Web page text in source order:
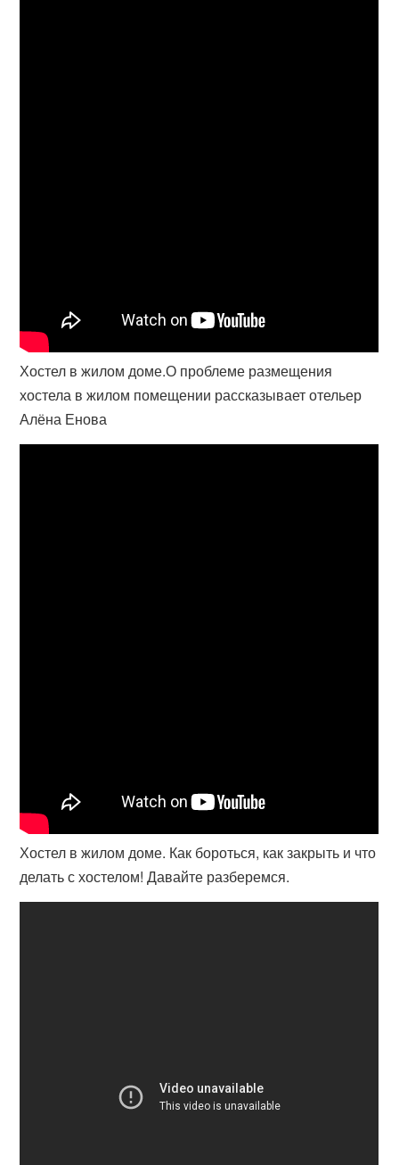
Хостел в жилом доме.О проблеме размещения
хостела в жилом помещении рассказывает отельер
Алёна Енова
Хостел в жилом доме. Как бороться, как закрыть и что
делать с хостелом! Давайте разберемся.